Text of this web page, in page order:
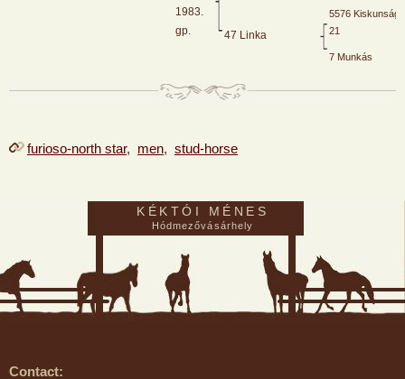
1983.
gp.
47 Linka
5576 Kiskunság-
21
7 Munkás
furioso-north star, men, stud-horse
KÉKTÓI MÉNES
Hódmezővásárhely
Contact: